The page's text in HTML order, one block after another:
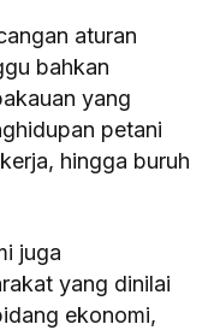
aturan
bahkan
yang
petani
hingga buruh
juga
yang dinilai
ekonomi,